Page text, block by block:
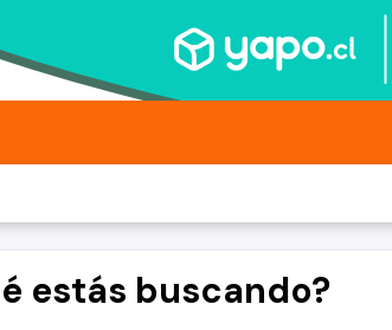
estás buscando?